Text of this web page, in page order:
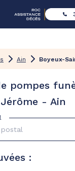
Ain Boyeux-
pompes
- Ain
: